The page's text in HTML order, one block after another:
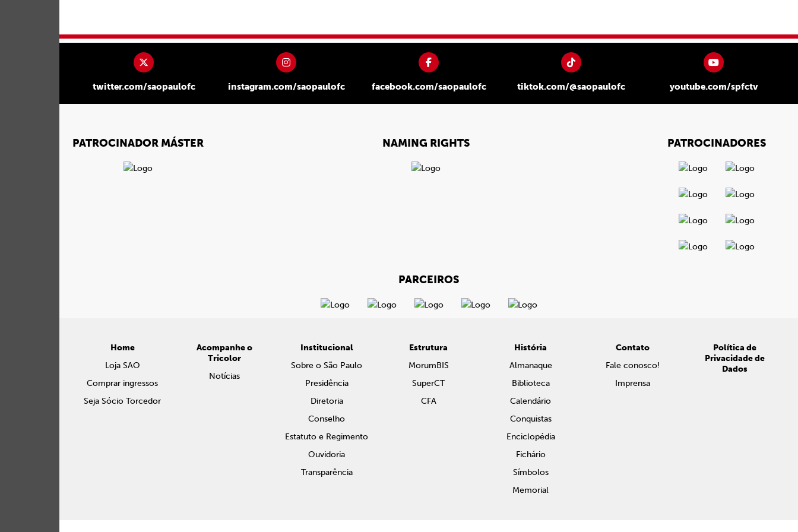
twitter.com/saopaulofc instagram.com/saopaulofc facebook.com/saopaulofc tiktok.com/@saopaulofc youtube.com/spfctv
PATROCINADOR MÁSTER NAMING RIGHTS PATROCINADORES
PARCEIROS
Home
Loja SAO
Comprar ingressos
Seja Sócio Torcedor
Acompanhe o
Tricolor
Notícias
Institucional
Sobre o São Paulo
Presidência
Diretoria
Conselho
Estatuto e Regimento
Ouvidoria
Transparência
Estrutura
MorumBIS
SuperCT
CFA
História
Almanaque
Biblioteca
Calendário
Conquistas
Enciclopédia
Fichário
Símbolos
Memorial
Contato
Fale conosco!
Imprensa
Política de
Privacidade de
Dados